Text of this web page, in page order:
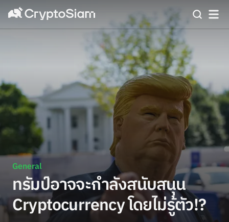
General
ทรัมป์อาจจะกำลังสนับสนุน
Cryptocurrency โดยไม่รู้ตัว!?